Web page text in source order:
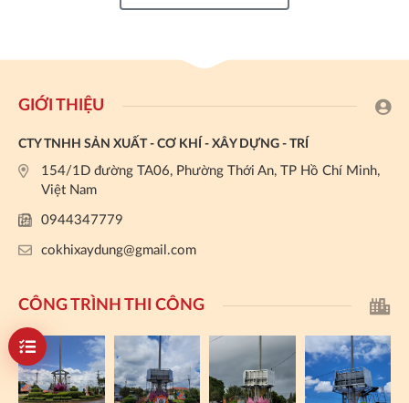
GIỚI THIỆU
CTY TNHH SẢN XUẤT - CƠ KHÍ - XÂY DỰNG - TRÍ
154/1D đường TA06, Phường Thới An, TP Hồ Chí Minh,
Việt Nam
0944347779
cokhixaydung@gmail.com
CÔNG TRÌNH THI CÔNG